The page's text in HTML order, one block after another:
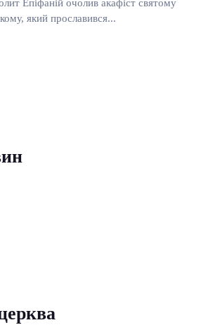
Епіфаній очолив акафіст святому
який прославився...